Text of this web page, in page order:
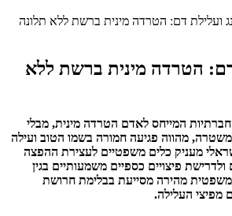
ועלילת דם: הטרדה מינית ברשת ללא תלונה
דם: הטרדה מינית ברשת ללא
המייחס לאדם הטרדה מינית, מבלי
מהווה פגיעה חמורה בשמו הטוב ועילה
מעניק כלים משפטיים לעצירת ההפצה
פיצויים כספיים משמעותיים בגין
משפטית מהירה מסייעת בבלימת חרושת
מפיצי העלילה.